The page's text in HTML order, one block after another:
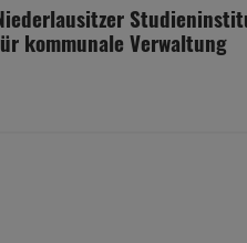
kommunale Verwaltung